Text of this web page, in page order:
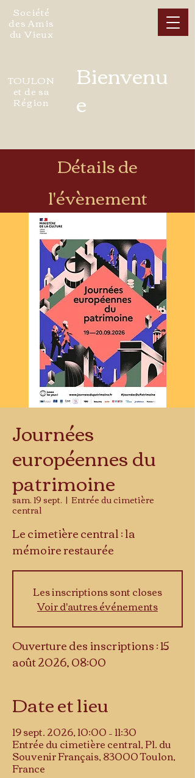
Société
des Amis
du Vieux
TOULON
et de sa
Région
Bienvenu
e
Détails de
l'évènement
Journées
européennes du
patrimoine
sam. 19 sept.
  |
Entrée du cimetière
central
Le cimetière central : la
mémoire restaurée
Les inscriptions sont closes
Voir d'autres événements
Ouverture des inscriptions : 15
août 2026, 08:00
Date et lieu
19 sept. 2026, 10:00 – 11:30
Entrée du cimetière central, Pl. du
Souvenir Français, 83000 Toulon,
France